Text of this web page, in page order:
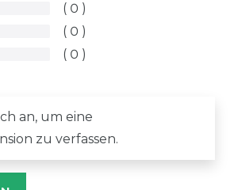
0
0
0
an, um eine
zu verfassen.